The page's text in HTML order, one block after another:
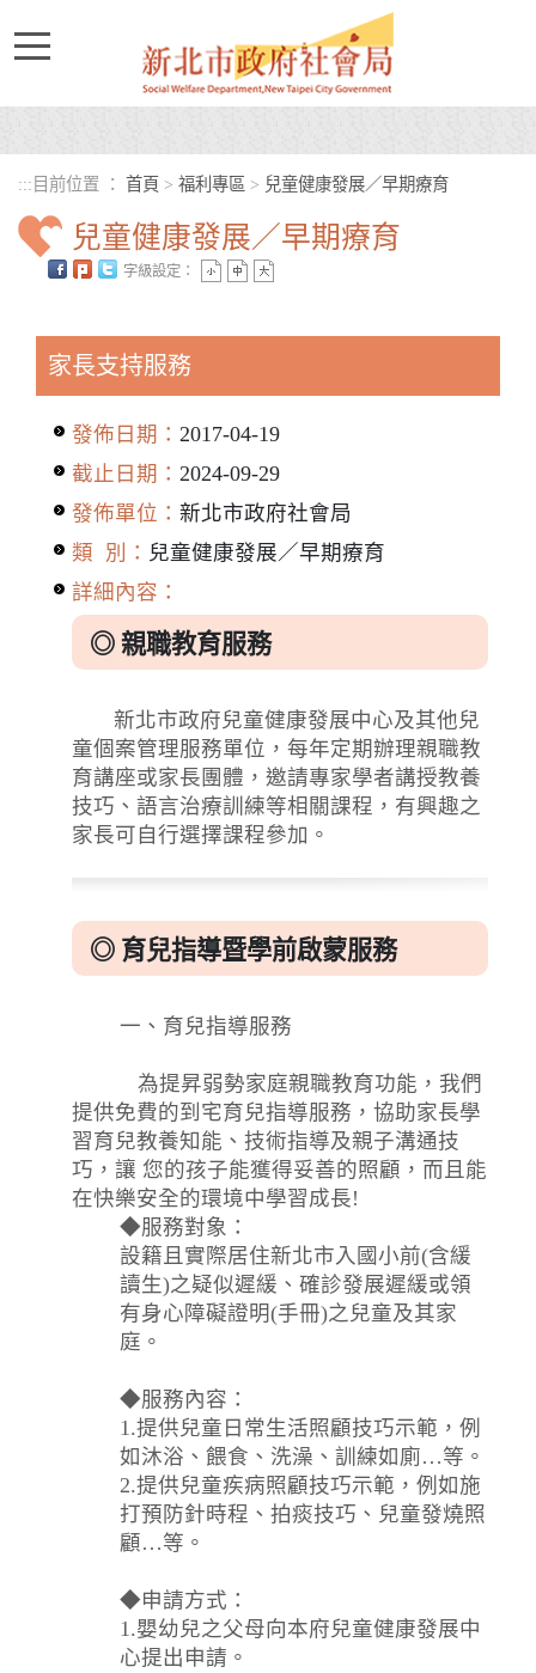
::: 目前位置 ： 首頁 > 福利專區 > 兒童健康發展／早期療育
兒童健康發展／早期療育
字級設定：
家長支持服務
發佈日期： 2017-04-19
截止日期： 2024-09-29
發佈單位： 新北市政府社會局
類 別： 兒童健康發展／早期療育
詳細內容：
◎ 親職教育服務
新北市政府兒童健康發展中心及其他兒
童個案管理服務單位，每年定期辦理親職教
育講座或家長團體，邀請專家學者講授教養
技巧、語言治療訓練等相關課程，有興趣之
家長可自行選擇課程參加。
◎ 育兒指導暨學前啟蒙服務
一、育兒指導服務
為提昇弱勢家庭親職教育功能，我們
提供免費的到宅育兒指導服務，協助家長學
習育兒教養知能、技術指導及親子溝通技
巧，讓 您的孩子能獲得妥善的照顧，而且能
在快樂安全的環境中學習成長!
◆服務對象：
設籍且實際居住新北市入國小前(含緩
讀生)之疑似遲緩、確診發展遲緩或領
有身心障礙證明(手冊)之兒童及其家
庭。
◆服務內容：
1.提供兒童日常生活照顧技巧示範，例
如沐浴、餵食、洗澡、訓練如廁…等。
2.提供兒童疾病照顧技巧示範，例如施
打預防針時程、拍痰技巧、兒童發燒照
顧…等。
◆申請方式：
1.嬰幼兒之父母向本府兒童健康發展中
心提出申請。